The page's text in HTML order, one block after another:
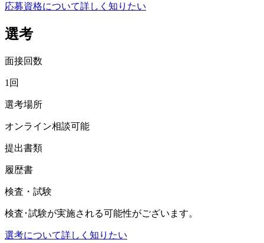
応募資格について詳しく知りたい
選考
面接回数
1回
選考場所
オンライン相談可能
提出書類
履歴書
検査・試験
検査･試験が実施される可能性がございます。
選考について詳しく知りたい